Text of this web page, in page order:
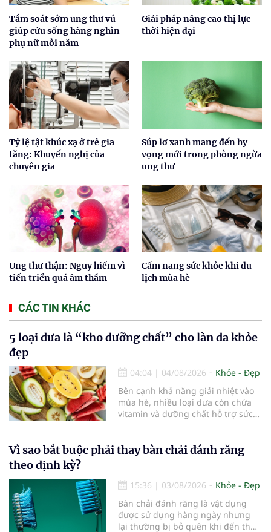
Tầm soát sớm ung thư vú
giúp cứu sống hàng nghìn
phụ nữ mỗi năm
Giải pháp nâng cao thị lực
thời hiện đại
Tỷ lệ tật khúc xạ ở trẻ gia
tăng: Khuyến nghị của
chuyên gia
Súp lơ xanh mang đến hy
vọng mới trong phòng ngừa
ung thư
Ung thư thận: Nguy hiểm vì
tiến triển quá âm thầm
Cẩm nang sức khỏe khi du
lịch mùa hè
CÁC TIN KHÁC
5 loại dưa là “kho dưỡng chất” cho làn da khỏe
đẹp
04:04 | 04/08/2026
Khỏe - Đẹp
Bên cạnh khả năng giải nhiệt vào
mùa hè, nhiều loại dưa còn chứa
vitamin và dưỡng chất hỗ trợ sức
Vì sao bắt buộc phải thay bàn chải đánh răng
theo định kỳ?
15:36 | 03/08/2026
Khỏe - Đẹp
Bàn chải đánh răng là vật dụng
được sử dụng hàng ngày nhưng
lại thường bị bỏ quên khi đến thời